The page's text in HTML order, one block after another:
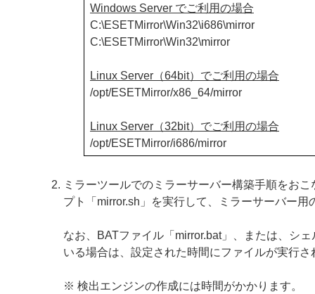
Windows Server でご利用の場合
C:\ESETMirror\Win32\i686\mirror
C:\ESETMirror\Win32\mirror
Linux Server（64bit）でご利用の場合
/opt/ESETMirror/x86_64/mirror
Linux Server（32bit）でご利用の場合
/opt/ESETMirror/i686/mirror
ミラーツールでのミラーサーバー構築手順をお
プト「mirror.sh」を実行して、ミラーサーバー
なお、BATファイル「mirror.bat」、または、シ
いる場合は、設定された時間にファイルが実行
※ 検出エンジンの作成には時間がかかります。